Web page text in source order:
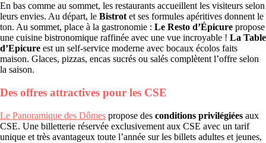
En bas comme au sommet, les restaurants accueillent les visiteurs selon
leurs envies. Au départ, le Bistrot et ses formules apéritives donnent le
ton. Au sommet, place à la gastronomie : Le Resto d’Épicure propose
une cuisine bistronomique raffinée avec une vue incroyable ! La Table
d’Epicure est un self-service moderne avec bocaux écolos faits
maison. Glaces, pizzas, encas sucrés ou salés complètent l’offre selon
la saison.
Des offres attractives pour les CSE
Le Panoramique des Dômes propose des conditions privilégiées aux
CSE. Une billetterie réservée exclusivement aux CSE avec un tarif
unique et très avantageux toute l’année sur les billets adultes et jeunes,